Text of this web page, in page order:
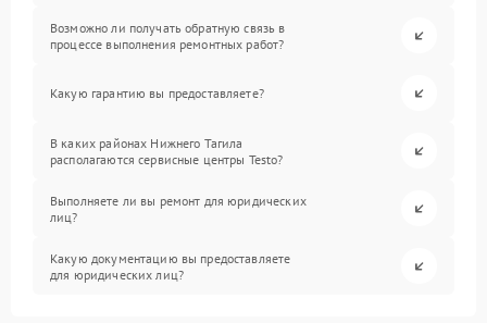
Возможно ли получать обратную связь в
процессе выполнения ремонтных работ?
Какую гарантию вы предоставляете?
В каких районах Нижнего Тагила
располагаются сервисные центры Testo?
Выполняете ли вы ремонт для юридических
лиц?
Какую документацию вы предоставляете
для юридических лиц?